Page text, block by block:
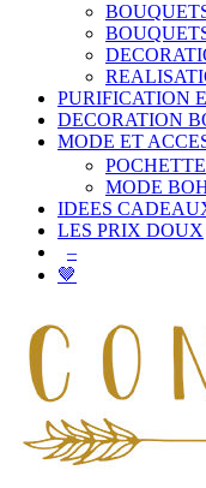
PURIFICATION
DECORATION
MODE ET
MODE
IDEES
LES PRIX DOUX
–
🤎